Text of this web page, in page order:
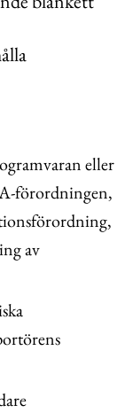
eller
förordningen,
av